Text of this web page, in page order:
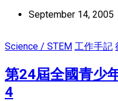
September 14, 2005
Science / STEM 工作手記
第24屆全國青少
4